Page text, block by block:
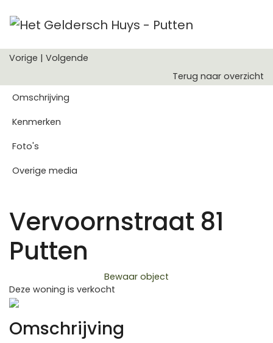
Vorige | Volgende
Terug naar overzicht
Omschrijving
Kenmerken
Foto's
Overige media
Vervoornstraat 81
Putten
Bewaar object
Deze woning is verkocht
Omschrijving